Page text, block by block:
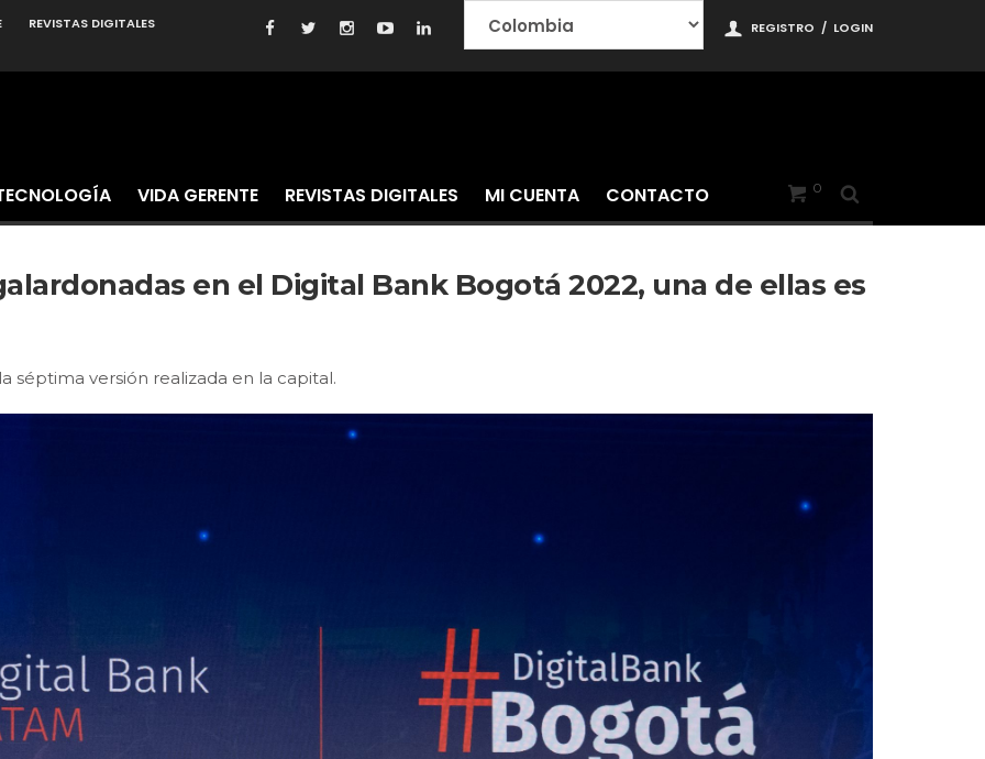
REGISTRO / LOGIN
REVISTAS DIGITALES
0
VIDA GERENTE REVISTAS DIGITALES MI CUENTA CONTACTO
en el Digital Bank Bogotá 2022, una de ellas es
séptima versión realizada en la capital.